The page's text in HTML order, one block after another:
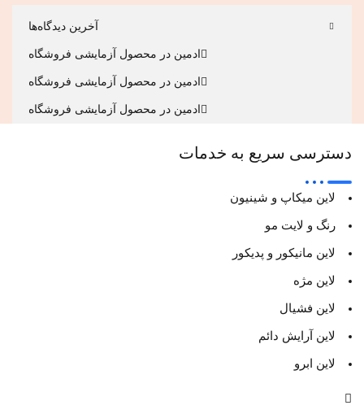
آخرین دیدگاه‌ها
ادمین در محصول آزمایشی فروشگاه
ادمین در محصول آزمایشی فروشگاه
ادمین در محصول آزمایشی فروشگاه
دسترسی سریع به خدمات
لاین میکاپ و شینیون
رنگ و لایت مو
لاین مانیکور و پدیکور
لاین مژه
لاین فشیال
لاین آرایش دائم
لاین ابرو